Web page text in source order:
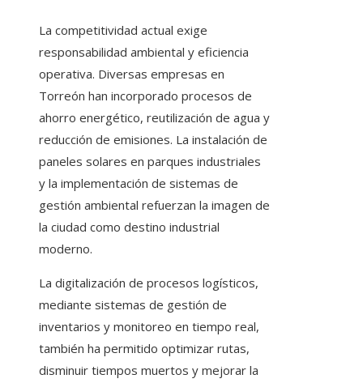
La competitividad actual exige
responsabilidad ambiental y eficiencia
operativa. Diversas empresas en
Torreón han incorporado procesos de
ahorro energético, reutilización de agua y
reducción de emisiones. La instalación de
paneles solares en parques industriales
y la implementación de sistemas de
gestión ambiental refuerzan la imagen de
la ciudad como destino industrial
moderno.
La digitalización de procesos logísticos,
mediante sistemas de gestión de
inventarios y monitoreo en tiempo real,
también ha permitido optimizar rutas,
disminuir tiempos muertos y mejorar la